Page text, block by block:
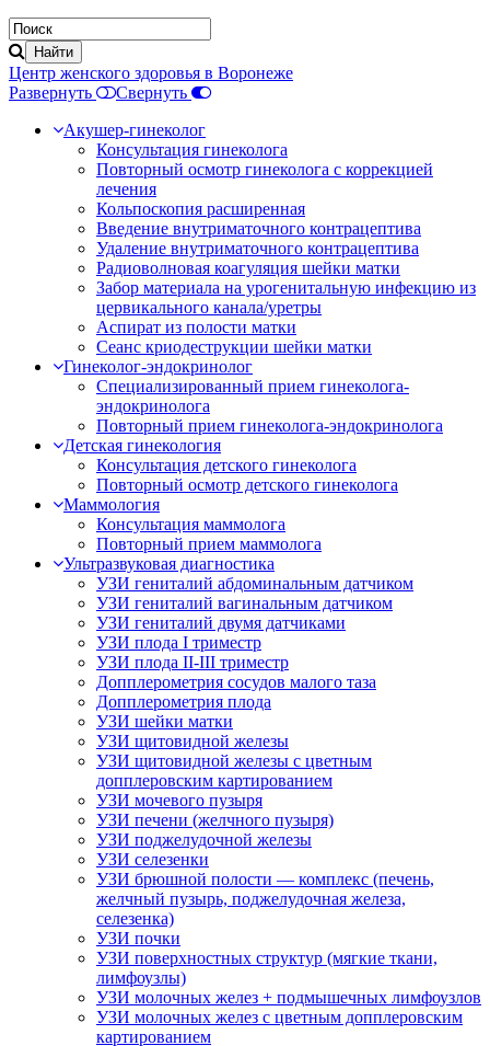
Центр женского здоровья в Воронеже
Развернуть
Свернуть
Акушер-гинеколог
Консультация гинеколога
Повторный осмотр гинеколога с коррекцией
лечения
Кольпоскопия расширенная
Введение внутриматочного контрацептива
Удаление внутриматочного контрацептива
Радиоволновая коагуляция шейки матки
Забор материала на урогенитальную инфекцию из
цервикального канала/уретры
Аспират из полости матки
Сеанс криодеструкции шейки матки
Гинеколог-эндокринолог
Специализированный прием гинеколога-
эндокринолога
Повторный прием гинеколога-эндокринолога
Детская гинекология
Консультация детского гинеколога
Повторный осмотр детского гинеколога
Маммология
Консультация маммолога
Повторный прием маммолога
Ультразвуковая диагностика
УЗИ гениталий абдоминальным датчиком
УЗИ гениталий вагинальным датчиком
УЗИ гениталий двумя датчиками
УЗИ плода I триместр
УЗИ плода II-III триместр
Допплерометрия сосудов малого таза
Допплерометрия плода
УЗИ шейки матки
УЗИ щитовидной железы
УЗИ щитовидной железы с цветным
допплеровским картированием
УЗИ мочевого пузыря
УЗИ печени (желчного пузыря)
УЗИ поджелудочной железы
УЗИ селезенки
УЗИ брюшной полости — комплекс (печень,
желчный пузырь, поджелудочная железа,
селезенка)
УЗИ почки
УЗИ поверхностных структур (мягкие ткани,
лимфоузлы)
УЗИ молочных желез + подмышечных лимфоузлов
УЗИ молочных желез с цветным допплеровским
картированием